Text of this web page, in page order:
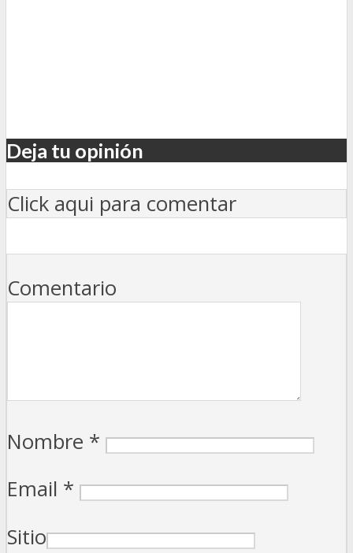
Deja tu opinión
Click aqui para comentar
Comentario
Nombre *
Email *
Sitio